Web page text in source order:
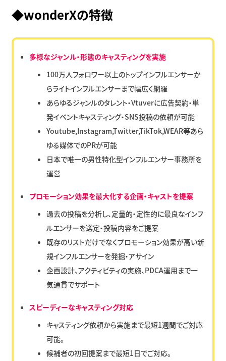
◆wonderXの特徴
多様なジャンル・形態のキャスティングを実施
100万人フォロワー以上のトップインフルエンサーか
らライトインフルエンサーまで幅広く網羅
あらゆるジャンルのタレント・Vtuverに広告契約・単
発イベントキャスティング・SNS投稿の依頼が可能
Youtube,Instagram,Twitter,TikTok,WEAR等あら
ゆる媒体でのPRが可能
日本で唯一の男性特化型インフルエンサー事務所を
運営
プロモーション効果を最大化する企画・キャストを提案
過去の投稿を分析し、定量的・定性的に最良なインフ
ルエンサーを選定・投稿内容をご提案
既存のリストだけでなくプロモーション効果が高い新
規インフルエンサーを発掘・アサイン
企画設計、アクティビティの実施、PDCA運用まで一
気通貫でサポート
スピーディーなキャスティング対応
キャスティング依頼から実施まで最短1週間でご対応
可能。
候補者の初回提案まで最短1日でご対応。